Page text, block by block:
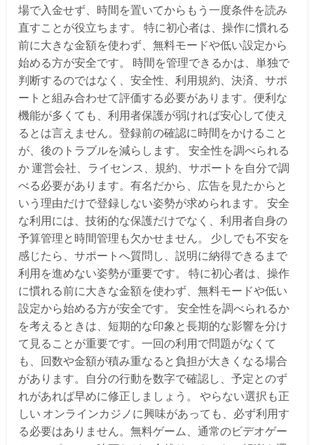
場で入金せず、時間を置いてからもう一度条件を読み
直すことが役立ちます。 特に初心者は、操作に慣れる
前に大きな金額を使わず、無料モードや低い設定から
始める方が安全です。 時間を管理できるかは、単独で
判断するのではなく、安全性、利用規約、決済、サポ
ートと組み合わせて評価する必要があります。便利な
機能が多くても、利用者保護が弱ければ安心して使え
るとは言えません。登録前の確認に時間をかけること
が、後のトラブルを減らします。 安全性を調べられる
か 運営会社、ライセンス、規約、サポートを自分で調
べる必要があります。有名だから、広告を見たからと
いう理由だけで登録しない姿勢が求められます。 安全
な利用には、技術的な保護だけでなく、利用者自身の
予算管理と時間管理も欠かせません。 少しでも不安を
感じたら、サポートへ質問し、説明に納得できるまで
利用を進めない姿勢が重要です。 特に初心者は、操作
に慣れる前に大きな金額を使わず、無料モードや低い
設定から始める方が安全です。 安全性を調べられるか
を考えるときは、短期的な印象と長期的な影響を分け
て見ることが重要です。一回の利用で問題がなくて
も、回数や金額が積み重なると負担が大きくなる場合
があります。自分の行動を数字で確認し、予定とのず
れがあれば早めに修正しましょう。 やらない選択も正
しい オンラインカジノに興味があっても、必ず利用す
る必要はありません。無料ゲーム、通常のビデオゲー